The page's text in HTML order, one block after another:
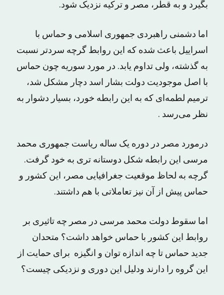
بگیرد و به قطر، مصر و ترکیه نزدیک شود.
اما دشمنى راهبردى جمهورى اسلامى و حماس با
اسراییل باعث شده که این روابط گرچه سردتر نسبت
به گذشته، ولى تداوم یابد. در مورد سوریه چون حماس
با اصل موجودیت دولت بشار اسد دچار مشکل شد،
ترمیم لطمه‌اى که به این رابطه خورد، بسیار دشوار به
نظر مى‌رسد .
درمورد مصر در دوره یک ساله ریاست جمهورى محمد
مرسى این رابطه شکل دوستانه ترى به خود گرفت.
گرچه به لحاظ موقعیت جغرافیایى مصر، این کشور و
حماس پیش از آن نیز تعاملاتى با هم داشتند.
اما سقوط دولت محمد مرسى در مصر چه تاثیرى بر
روابط این کشور با حماس خواهد داشت؟ متحدان
جدید حماس تا چه اندازه توان و انگیزه براى حمایت از
این گروه را دارند ودلیل این دورى و نزدیکى چیست؟